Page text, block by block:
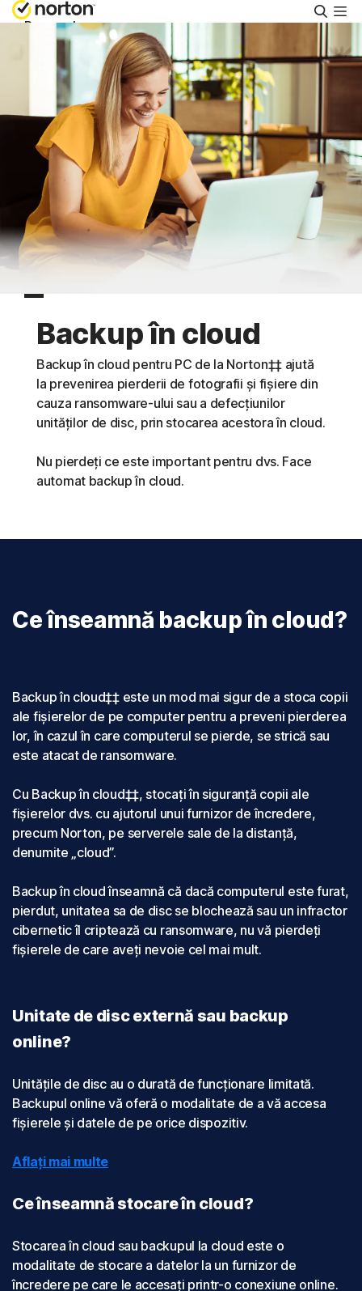
Personal
Întreprinderi mici
Asistență
Încercați Gratuit
România
Backup în cloud
Backup în cloud pentru PC de la Norton‡‡ ajută
la prevenirea pierderii de fotografii și fișiere din
cauza ransomware-ului sau a defecțiunilor
unităților de disc, prin stocarea acestora în cloud.
Nu pierdeți ce este important pentru dvs. Face
automat backup în cloud.
Ce înseamnă backup în cloud?
Backup în cloud‡‡ este un mod mai sigur de a stoca copii
ale fișierelor de pe computer pentru a preveni pierderea
lor, în cazul în care computerul se pierde, se strică sau
este atacat de ransomware.
Cu Backup în cloud‡‡, stocați în siguranță copii ale
fișierelor dvs. cu ajutorul unui furnizor de încredere,
precum Norton, pe serverele sale de la distanță,
denumite „cloud”.
Backup în cloud înseamnă că dacă computerul este furat,
pierdut, unitatea sa de disc se blochează sau un infractor
cibernetic îl criptează cu ransomware, nu vă pierdeți
fișierele de care aveți nevoie cel mai mult.
Unitate de disc externă sau backup
online?
Unitățile de disc au o durată de funcționare limitată.
Backupul online vă oferă o modalitate de a vă accesa
fișierele și datele de pe orice dispozitiv.
Aflați mai multe
Ce înseamnă stocare în cloud?
Stocarea în cloud sau backupul la cloud este o
modalitate de stocare a datelor la un furnizor de
încredere pe care le accesați printr-o conexiune online.